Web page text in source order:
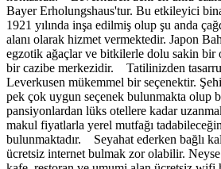
Bayer Erholungshaus'tur. Bu etkileyici
1921 yılında inşa edilmiş olup şu anda
alanı olarak hizmet vermektedir. Japon
egzotik ağaçlar ve bitkilerle dolu sakin bir
bir cazibe merkezidir. Tatilinizden
Leverkusen mükemmel bir seçenektir.
pek çok uygun seçenek bulunmakta olup
pansiyonlardan lüks otellere kadar
makul fiyatlarla yerel mutfağı
bulunmaktadır. Seyahat ederken bağlı
ücretsiz internet bulmak zor olabilir.